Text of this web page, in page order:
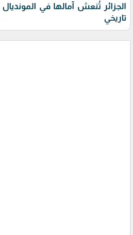
الجزائر تُنعش آمالها في
تاريخي